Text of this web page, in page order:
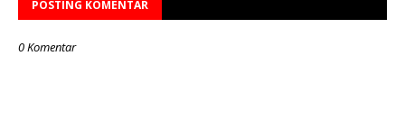
POSTING KOMENTAR
0 Komentar